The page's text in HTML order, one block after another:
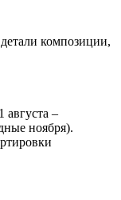
композиции,
августа –
ноября).